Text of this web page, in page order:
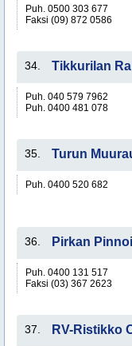
Puh. 0500 303 677
Faksi (09) 872 0586
34. Tikkurilan
Puh. 040 579 7962
Puh. 0400 481 078
35. Turun
Puh. 0400 520 682
36. Pirkan
Puh. 0400 131 517
Faksi (03) 367 2623
37. RV-Ristikko